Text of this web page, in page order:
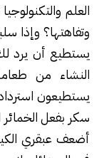
العلم
وتفاهتها؟ وإذا
يستطيع أن يرد
النشاء من
يستطيعون
سكر بفعل
أضعف عبقري